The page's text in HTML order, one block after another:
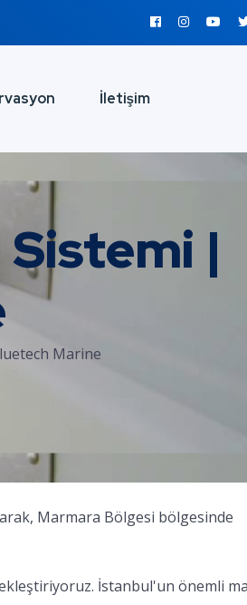
İletişim
|
Marine
Marmara Bölgesi bölgesinde
İstanbul'un önemli